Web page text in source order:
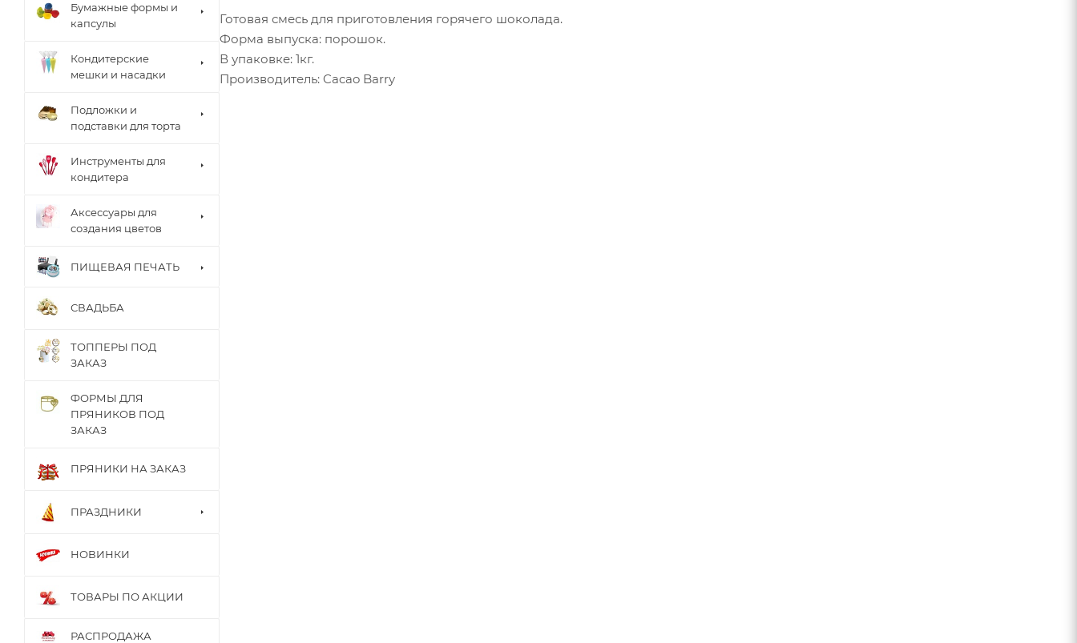
Готовая смесь для приготовления горячего шоколада.
Форма выпуска: порошок.
В упаковке: 1кг.
Производитель: Cacao Barry
Бумажные формы и
капсулы
Кондитерские
мешки и насадки
Подложки и
подставки для торта
Инструменты для
кондитера
Аксессуары для
создания цветов
ПИЩЕВАЯ ПЕЧАТЬ
СВАДЬБА
ТОППЕРЫ ПОД
ЗАКАЗ
ФОРМЫ ДЛЯ
ПРЯНИКОВ ПОД
ЗАКАЗ
ПРЯНИКИ НА ЗАКАЗ
ПРАЗДНИКИ
НОВИНКИ
ТОВАРЫ ПО АКЦИИ
РАСПРОДАЖА